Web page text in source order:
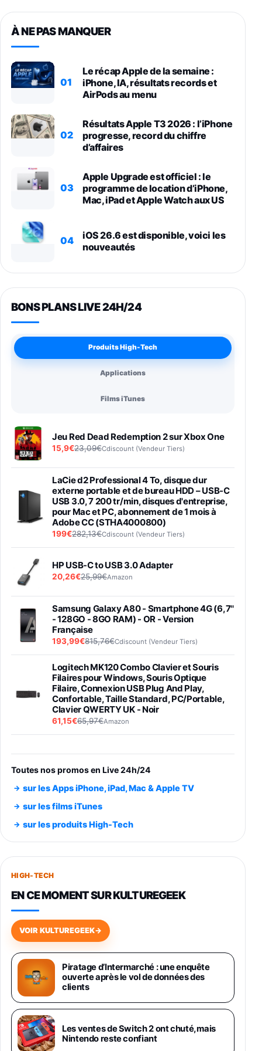
À NE PAS MANQUER
01
Le récap Apple de la semaine :
iPhone, IA, résultats records et
AirPods au menu
02
Résultats Apple T3 2026 : l’iPhone
progresse, record du chiffre
d’affaires
03
Apple Upgrade est officiel : le
programme de location d’iPhone,
Mac, iPad et Apple Watch aux US
04
iOS 26.6 est disponible, voici les
nouveautés
BONS PLANS LIVE 24H/24
Produits High-Tech
Applications
Films iTunes
Jeu Red Dead Redemption 2 sur Xbox One
15,9€23,09€Cdiscount (Vendeur Tiers)
LaCie d2 Professional 4 To, disque dur
externe portable et de bureau HDD – USB-C
USB 3.0, 7 200 tr/min, disques d'entreprise,
pour Mac et PC, abonnement de 1 mois à
Adobe CC (STHA4000800)
199€282,13€Cdiscount (Vendeur Tiers)
HP USB-C to USB 3.0 Adapter
20,26€25,99€Amazon
Samsung Galaxy A80 - Smartphone 4G (6,7''
- 128GO - 8GO RAM) - OR - Version
Française
193,99€815,76€Cdiscount (Vendeur Tiers)
Logitech MK120 Combo Clavier et Souris
Filaires pour Windows, Souris Optique
Filaire, Connexion USB Plug And Play,
Confortable, Taille Standard, PC/Portable,
Clavier QWERTY UK - Noir
61,15€65,97€Amazon
entraénement direct 3 vitesses (33-45-78
trs/min) avec pre-ampli intégré et port USB
Smartphone SAMSUNG Galaxy S26 Ultra
891,99€1199€Fnac (Vendeur Tiers)
Smartphone SAMSUNG Galaxy S26+ Violet
749,99€
648,63€834,71€
Samsung Galaxy Miracle Ultra, Smartphone
Android 5G avec Galaxy AI, 512 Go,
Chargeur Secteur Rapide 25W Inclus,
Smartphone déverrouillé, Noir, Version FR
1019€
Galaxy S26 Ultra 512 Go Bleu
1019€1399€ Fnac (Vendeur Tiers)
Toutes nos promos en Live 24h/24
sur les Apps iPhone, iPad, Mac & Apple TV
sur les films iTunes
sur les produits High-Tech
HIGH-TECH
EN CE MOMENT SUR KULTUREGEEK
VOIR KULTUREGEEK→
Piratage d’Intermarché : une enquête
ouverte après le vol de données des
clients
Les ventes de Switch 2 ont chuté, mais
Nintendo reste confiant